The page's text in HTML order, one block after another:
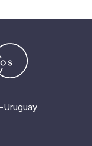
Uruguay